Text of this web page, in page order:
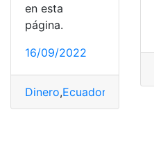
en esta
página.
16/09/2022
Dinero,Ecuador